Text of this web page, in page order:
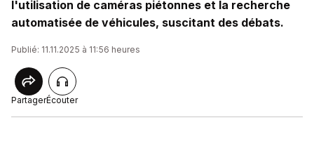
l'utilisation de caméras piétonnes et la recherche
automatisée de véhicules, suscitant des débats.
Publié: 11.11.2025 à 11:56 heures
PartagerÉcouter